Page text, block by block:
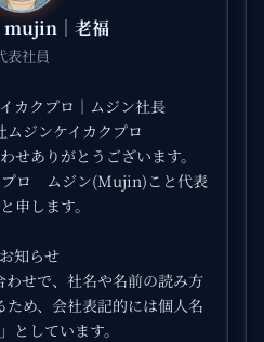
mujin｜老福
表社員
カクプロ｜ムジン社長
ムジンケイカクプロ
せありがとうございます。
プロ ムジン(Mujin)こと代表
申します。
知らせ
せで、社名や名前の読み方
ため、会社表記的には個人名
としています。